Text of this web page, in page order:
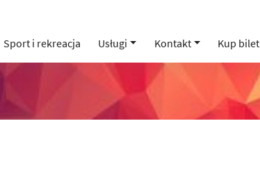
Sport i rekreacja Usługi Kontakt Kup bilet